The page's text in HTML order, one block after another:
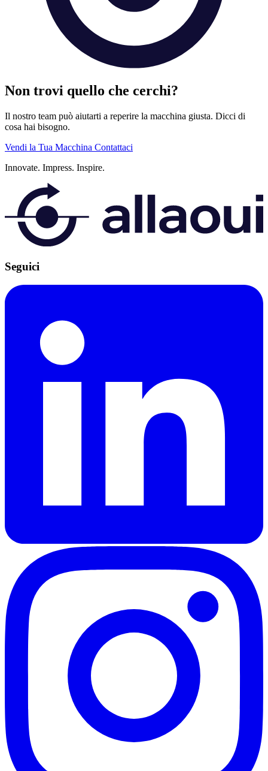
Non trovi quello che cerchi?
Il nostro team può aiutarti a reperire la macchina giusta. Dicci di
cosa hai bisogno.
Vendi la Tua Macchina Contattaci
Innovate. Impress. Inspire.
Seguici